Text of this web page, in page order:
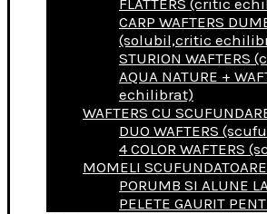
FLATTERS (critic
CARP WAFTERS
(solubil,critic
STURION
AQUA NATURE +
echilibrat)
WAFTERS CU
DUO WAFTERS
4 COLOR WAFTERS
MOMELI SCUFUNDATOARE
PORUMB SI ALUNE
PELETE GAURIT